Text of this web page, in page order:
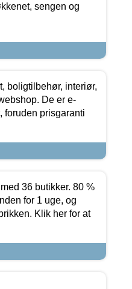
sengen og
boligtilbehør, interiør,
De er e-
foruden prisgaranti
36 butikker. 80 %
for 1 uge, og
Klik her for at